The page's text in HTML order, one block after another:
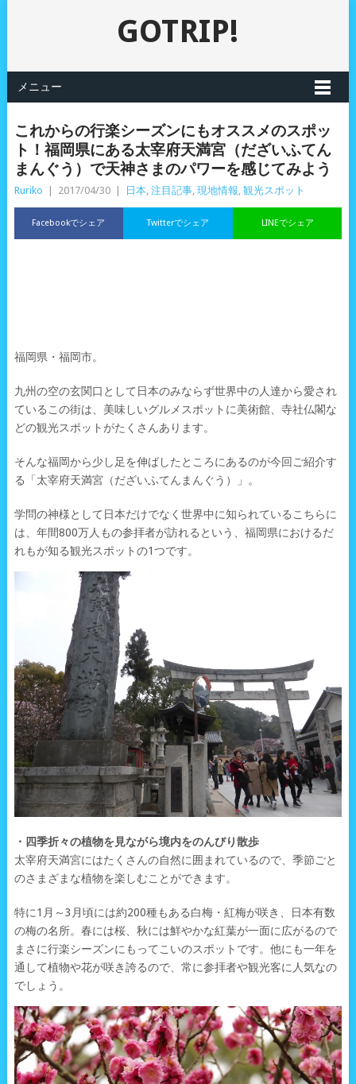
GOTRIP!
メニュー
これからの行楽シーズンにもオススメのスポッ
ト！福岡県にある太宰府天満宮（だざいふてん
まんぐう）で天神さまのパワーを感じてみよう
Ruriko 2017/04/30 日本, 注目記事, 現地情報, 観光スポット
Facebookでシェア LINEでシェア
Twitterでシェア
福岡県・福岡市。
九州の空の玄関口として日本のみならず世界中の人達から愛され
ているこの街は、美味しいグルメスポットに美術館、寺社仏閣な
どの観光スポットがたくさんあります。
そんな福岡から少し足を伸ばしたところにあるのが今回ご紹介す
る「太宰府天満宮（だざいふてんまんぐう）」。
学問の神様として日本だけでなく世界中に知られているこちらに
は、年間800万人もの参拝者が訪れるという、福岡県におけるだ
れもが知る観光スポットの1つです。
・四季折々の植物を見ながら境内をのんびり散歩
太宰府天満宮にはたくさんの自然に囲まれているので、季節ごと
のさまざまな植物を楽しむことができます。
特に1月～3月頃には約200種もある白梅・紅梅が咲き、日本有数
の梅の名所。春には桜、秋には鮮やかな紅葉が一面に広がるので
まさに行楽シーズンにもってこいのスポットです。他にも一年を
通して植物や花が咲き誇るので、常に参拝者や観光客に人気なの
でしょう。